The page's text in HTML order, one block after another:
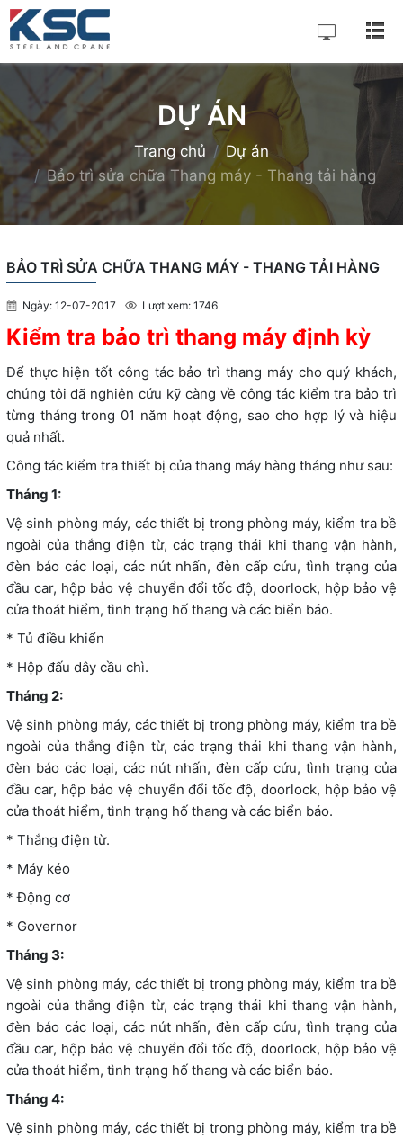
DỰ ÁN
Trang chủ
Dự án
Bảo trì sửa chữa Thang máy - Thang tải hàng
BẢO TRÌ SỬA CHỮA THANG MÁY - THANG TẢI HÀNG
Ngày: 12-07-2017 Lượt xem: 1746
Kiểm tra bảo trì thang máy định kỳ
Để thực hiện tốt công tác bảo trì thang máy cho quý khách,
chúng tôi đã nghiên cứu kỹ càng về công tác kiểm tra bảo trì
từng tháng trong 01 năm hoạt động, sao cho hợp lý và hiệu
quả nhất.
Công tác kiểm tra thiết bị của thang máy hàng tháng như sau:
Tháng 1:
Vệ sinh phòng máy, các thiết bị trong phòng máy, kiểm tra bề
ngoài của thắng điện từ, các trạng thái khi thang vận hành,
đèn báo các loại, các nút nhấn, đèn cấp cứu, tình trạng của
đầu car, hộp bảo vệ chuyển đổi tốc độ, doorlock, hộp bảo vệ
cửa thoát hiểm, tình trạng hố thang và các biển báo.
* Tủ điều khiển
* Hộp đấu dây cầu chì.
Tháng 2:
Vệ sinh phòng máy, các thiết bị trong phòng máy, kiểm tra bề
ngoài của thắng điện từ, các trạng thái khi thang vận hành,
đèn báo các loại, các nút nhấn, đèn cấp cứu, tình trạng của
đầu car, hộp bảo vệ chuyển đổi tốc độ, doorlock, hộp bảo vệ
cửa thoát hiểm, tình trạng hố thang và các biển báo.
* Thắng điện từ.
* Máy kéo
* Động cơ
* Governor
Tháng 3:
Vệ sinh phòng máy, các thiết bị trong phòng máy, kiểm tra bề
ngoài của thắng điện từ, các trạng thái khi thang vận hành,
đèn báo các loại, các nút nhấn, đèn cấp cứu, tình trạng của
đầu car, hộp bảo vệ chuyển đổi tốc độ, doorlock, hộp bảo vệ
cửa thoát hiểm, tình trạng hố thang và các biển báo.
Tháng 4:
Vệ sinh phòng máy, các thiết bị trong phòng máy, kiểm tra bề